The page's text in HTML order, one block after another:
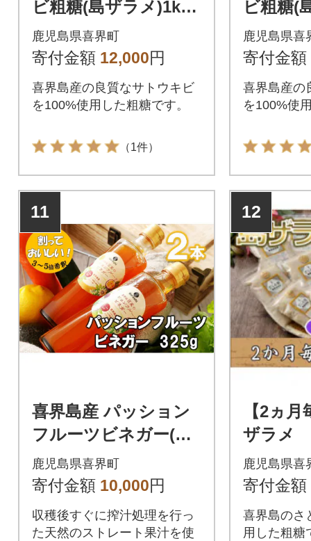
ビ粗糖(島ザラメ)1kg×
5袋 計5kg
鹿児島県喜界町
寄付金額 12,000円
喜界島産の良質なサトウキビ
を100%使用した粗糖です。
（1件）
ビ粗糖(
10袋 (
鹿児島県喜
寄付金額
喜界島産の
を100%使
11
喜界島産 パッション
フルーツビネガー(果
実酢)2本【宜-よろ
し-】
鹿児島県喜界町
寄付金額 10,000円
収穫後すぐに搾汁処理を行っ
た天然のストレート果汁を使
12
【2ヵ
ザラメ
3回
鹿児島県喜
寄付金額
喜界島のさ
用した粗糖